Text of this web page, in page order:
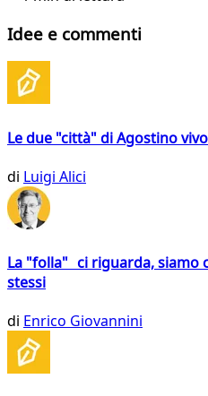
Idee e commenti
Le due "città" di Agostino
di Luigi Alici
La "folla" ci riguarda, siamo
stessi
di Enrico Giovannini